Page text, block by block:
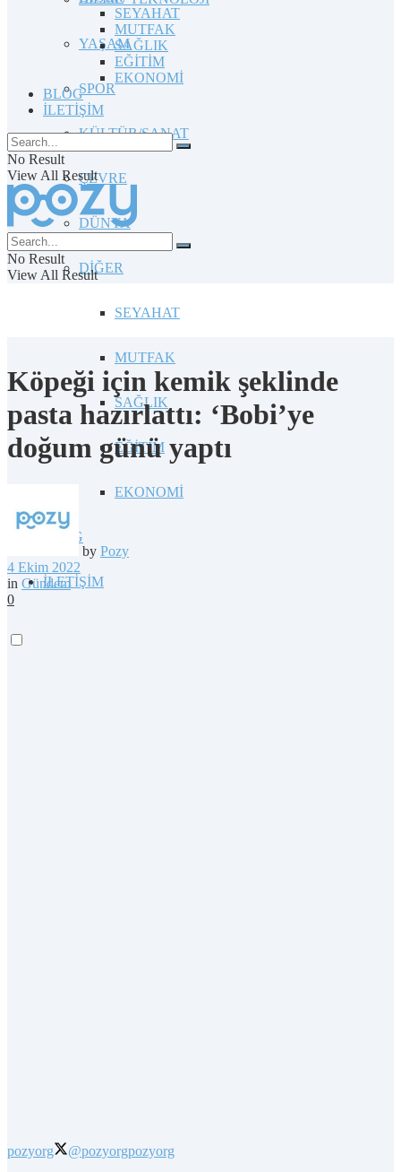
YAŞAM
SPOR
KÜLTÜR/SANAT
ÇEVRE
DÜNYA
DİĞER
SEYAHAT
MUTFAK
SAĞLIK
EĞİTİM
EKONOMİ
BLOG
İLETİŞİM
SEYAHAT
MUTFAK
SAĞLIK
EĞİTİM
EKONOMİ
BLOG
İLETİŞİM
No Result
View All Result
No Result
View All Result
Köpeği için kemik şeklinde
pasta hazırlattı: ‘Bobi’ye
doğum günü yaptı
by Pozy
4 Ekim 2022
in Gündem
0
pozyorg @pozyorgpozyorg